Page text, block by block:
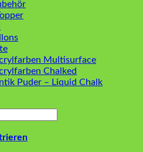
Multisurface
Chalked
Puder – Liquid Chalk